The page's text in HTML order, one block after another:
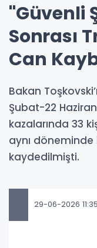
"Güvenli
Sonrası
Can
Bakan
Şubat-22
kazalarında 33
aynı döneminde
kaydedilmişti.
29-06-2026 11:35